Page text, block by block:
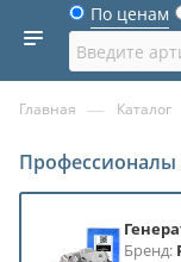
По ценам
Главная — Каталог
Бренд: